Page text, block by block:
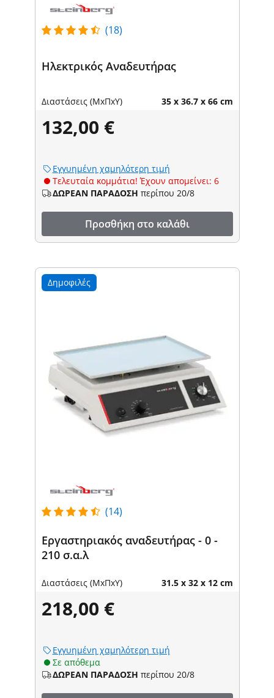
(18)
Ηλεκτρικός Αναδευτήρας
Διαστάσεις (ΜxΠxΥ) 35 x 36.7 x 66 cm
132,00 €
Εγγυημένη χαμηλότερη τιμή
Τελευταία κομμάτια! Έχουν απομείνει: 6
ΔΩΡΕΑΝ ΠΑΡΑΔΟΣΗ περίπου 20/8
Προσθήκη στο καλάθι
Δημοφιλές
(14)
Εργαστηριακός αναδευτήρας - 0 -
210 σ.α.λ
Διαστάσεις (ΜxΠxΥ) 31.5 x 32 x 12 cm
218,00 €
Εγγυημένη χαμηλότερη τιμή
Σε απόθεμα
ΔΩΡΕΑΝ ΠΑΡΑΔΟΣΗ περίπου 20/8